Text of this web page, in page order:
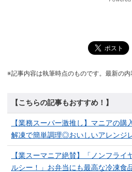
※記事内容は執筆時点のものです。最新の内
【こちらの記事もおすすめ！】
【業務スーパー激推し】マニアの購
解凍で簡単調理◎おいしいアレンジ
【業スーマニア絶賛】「ノンフライ
ルシー！」お弁当にも最高な冷凍食